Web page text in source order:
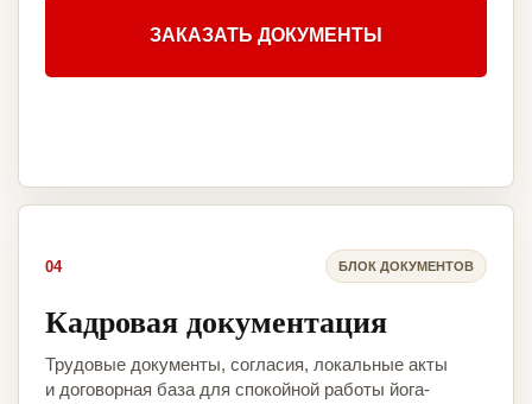
ЗАКАЗАТЬ ДОКУМЕНТЫ
04 БЛОК ДОКУМЕНТОВ
Кадровая документация
Трудовые документы, согласия, локальные акты
и договорная база для спокойной работы йога-